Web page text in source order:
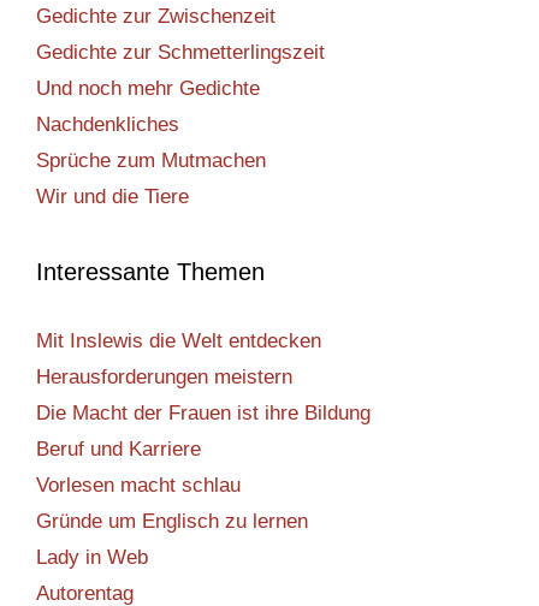
Gedichte zur Zwischenzeit
Gedichte zur Schmetterlingszeit
Und noch mehr Gedichte
Nachdenkliches
Sprüche zum Mutmachen
Wir und die Tiere
Interessante Themen
Mit Inslewis die Welt entdecken
Herausforderungen meistern
Die Macht der Frauen ist ihre Bildung
Beruf und Karriere
Vorlesen macht schlau
Gründe um Englisch zu lernen
Lady in Web
Autorentag